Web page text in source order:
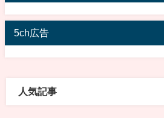
5ch広告
人気記事